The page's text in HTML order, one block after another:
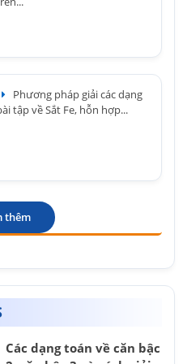
Phương pháp giải các dạng
tập về Sắt Fe, hỗn hợp...
thêm
Các dạng toán về căn bậc